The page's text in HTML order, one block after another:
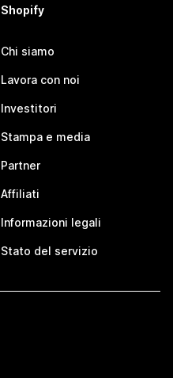
Shopify
Chi siamo
Lavora con noi
Investitori
Stampa e media
Partner
Affiliati
Informazioni legali
Stato del servizio